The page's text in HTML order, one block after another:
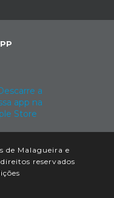
de Malagueira e
reservados